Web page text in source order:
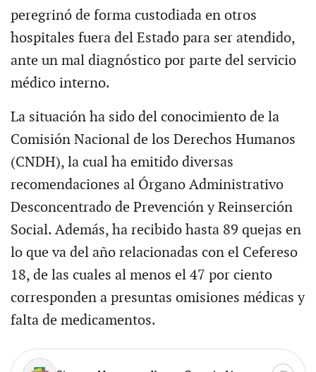
peregrinó de forma custodiada en otros
hospitales fuera del Estado para ser atendido,
ante un mal diagnóstico por parte del servicio
médico interno.
La situación ha sido del conocimiento de la
Comisión Nacional de los Derechos Humanos
(CNDH), la cual ha emitido diversas
recomendaciones al Órgano Administrativo
Desconcentrado de Prevención y Reinserción
Social. Además, ha recibido hasta 89 quejas en
lo que va del año relacionadas con el Cefereso
18, de las cuales al menos el 47 por ciento
corresponden a presuntas omisiones médicas y
falta de medicamentos.